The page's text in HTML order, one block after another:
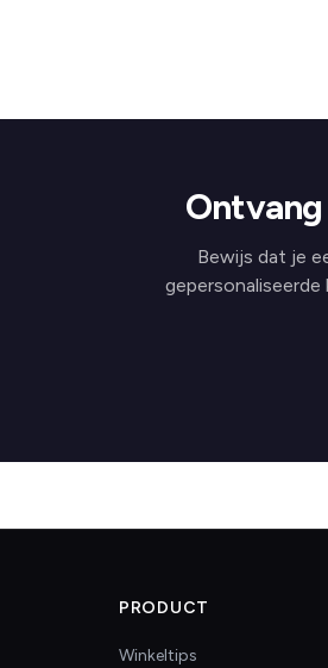
Bewijs dat je
PRODUCT
Winkeltips